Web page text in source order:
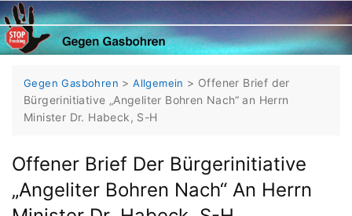
Skip
to
content
Gegen Gasbohren >Allgemein > Offener Brief der
Bürgerinitiative „Angeliter Bohren Nach“ an Herrn
Minister Dr. Habeck, S-H
Offener Brief Der Bürgerinitiative
„Angeliter Bohren Nach“ An Herrn